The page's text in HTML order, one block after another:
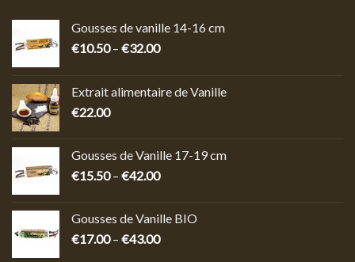
Gousses de vanille 14-16 cm
€10.50– €32.00
Extrait alimentaire de Vanille
€22.00
Gousses de Vanille 17-19 cm
€15.50– €42.00
Gousses de Vanille BIO
€17.00– €43.00